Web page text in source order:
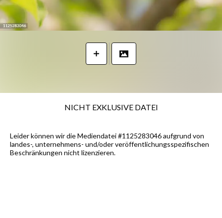
NICHT EXKLUSIVE DATEI
Leider können wir die Mediendatei #1125283046 aufgrund von
landes-, unternehmens- und/oder veröffentlichungsspezifischen
Beschränkungen nicht lizenzieren.